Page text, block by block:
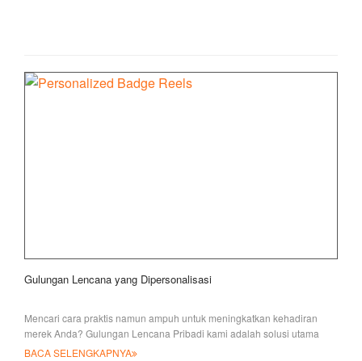
Gulungan Lencana yang Dipersonalisasi
Mencari cara praktis namun ampuh untuk meningkatkan kehadiran
merek Anda? Gulungan Lencana Pribadi kami adalah solusi utama
Anda!
BACA SELENGKAPNYA